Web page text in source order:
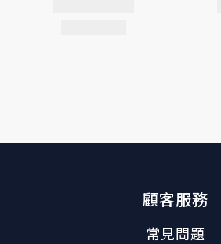
顧客服務
常見問題